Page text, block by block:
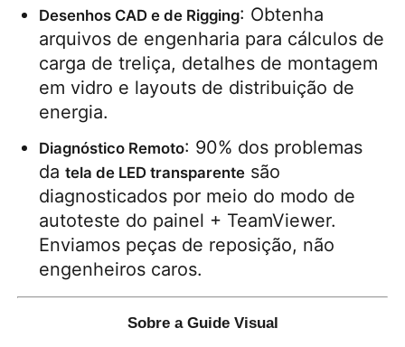
Desenhos CAD e de Rigging: Obtenha
arquivos de engenharia para cálculos de
carga de treliça, detalhes de montagem
em vidro e layouts de distribuição de
energia.
Diagnóstico Remoto: 90% dos problemas
da tela de LED transparente são
diagnosticados por meio do modo de
autoteste do painel + TeamViewer.
Enviamos peças de reposição, não
engenheiros caros.
Sobre a Guide Visual